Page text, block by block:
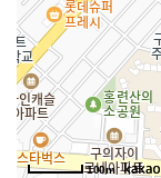
100m